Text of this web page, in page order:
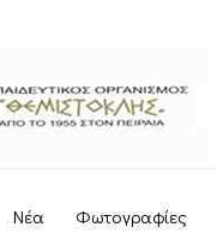
Νέα Φωτογραφίες